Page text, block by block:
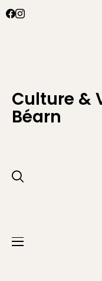
Culture &
Béarn